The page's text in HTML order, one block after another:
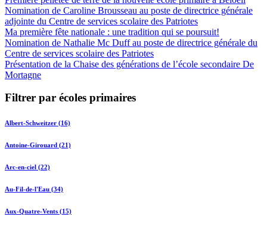
Nomination de Caroline Brousseau au poste de directrice générale
adjointe du Centre de services scolaire des Patriotes
Ma première fête nationale : une tradition qui se poursuit!
Nomination de Nathalie Mc Duff au poste de directrice générale du
Centre de services scolaire des Patriotes
Présentation de la Chaise des générations de l’école secondaire De
Mortagne
Filtrer par écoles primaires
Albert-Schweitzer (16)
Antoine-Girouard (21)
Arc-en-ciel (22)
Au-Fil-de-l'Eau (34)
Aux-Quatre-Vents (15)